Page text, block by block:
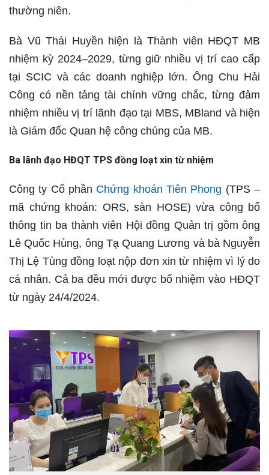
thường niên.
Bà Vũ Thái Huyền hiện là Thành viên HĐQT MB
nhiệm kỳ 2024–2029, từng giữ nhiều vị trí cao cấp
tại SCIC và các doanh nghiệp lớn. Ông Chu Hải
Công có nền tảng tài chính vững chắc, từng đảm
nhiệm nhiều vị trí lãnh đạo tại MBS, MBland và hiện
là Giám đốc Quan hệ công chúng của MB.
Ba lãnh đạo HĐQT TPS đồng loạt xin từ nhiệm
Công ty Cổ phần Chứng khoán Tiên Phong (TPS –
mã chứng khoán: ORS, sàn HOSE) vừa công bố
thông tin ba thành viên Hội đồng Quản trị gồm ông
Lê Quốc Hùng, ông Tạ Quang Lương và bà Nguyễn
Thị Lệ Tùng đồng loạt nộp đơn xin từ nhiệm vì lý do
cá nhân. Cả ba đều mới được bổ nhiệm vào HĐQT
từ ngày 24/4/2024.